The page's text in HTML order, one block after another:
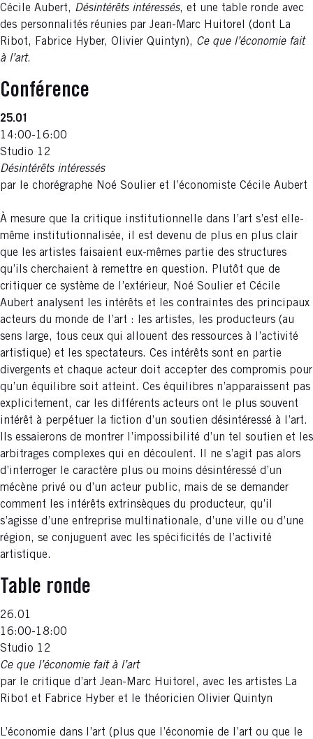
Cécile Aubert, Désintérêts intéressés, et une table ronde avec
des personnalités réunies par Jean-Marc Huitorel (dont La
Ribot, Fabrice Hyber, Olivier Quintyn), Ce que l’économie fait
à l’art.
Conférence
25.01
14:00-16:00
Studio 12
Désintérêts intéressés
par le chorégraphe Noé Soulier et l’économiste Cécile Aubert
À mesure que la critique institutionnelle dans l’art s’est elle-
même institutionnalisée, il est devenu de plus en plus clair
que les artistes faisaient eux-mêmes partie des structures
qu’ils cherchaient à remettre en question. Plutôt que de
critiquer ce système de l’extérieur, Noé Soulier et Cécile
Aubert analysent les intérêts et les contraintes des principaux
acteurs du monde de l’art : les artistes, les producteurs (au
sens large, tous ceux qui allouent des ressources à l’activité
artistique) et les spectateurs. Ces intérêts sont en partie
divergents et chaque acteur doit accepter des compromis pour
qu’un équilibre soit atteint. Ces équilibres n’apparaissent pas
explicitement, car les différents acteurs ont le plus souvent
intérêt à perpétuer la fiction d’un soutien désintéressé à l’art.
Ils essaierons de montrer l’impossibilité d’un tel soutien et les
arbitrages complexes qui en découlent. Il ne s’agit pas alors
d’interroger le caractère plus ou moins désintéressé d’un
mécène privé ou d’un acteur public, mais de se demander
comment les intérêts extrinsèques du producteur, qu’il
s’agisse d’une entreprise multinationale, d’une ville ou d’une
région, se conjuguent avec les spécificités de l’activité
artistique.
Table ronde
26.01
16:00-18:00
Studio 12
Ce que l’économie fait à l’art
par le critique d’art Jean-Marc Huitorel, avec les artistes La
Ribot et Fabrice Hyber et le théoricien Olivier Quintyn
L’économie dans l’art (plus que l’économie de l’art ou que le